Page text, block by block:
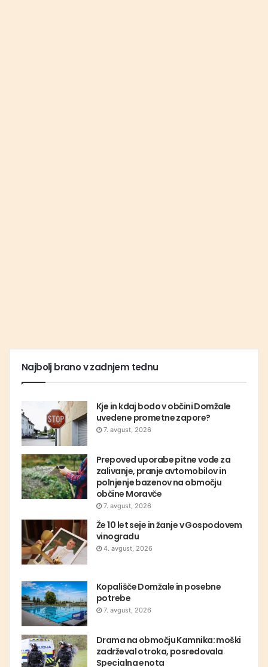
Najbolj brano v zadnjem tednu
Kje in kdaj bodo v občini Domžale
uvedene prometne zapore?
7. avgust, 2026
Prepoved uporabe pitne vode za
zalivanje, pranje avtomobilov in
polnjenje bazenov na območju
občine Moravče
7. avgust, 2026
Že 10 let seje in žanje v Gospodovem
vinogradu
4. avgust, 2026
Kopališče Domžale in posebne
potrebe
7. avgust, 2026
Drama na območju Kamnika: moški
zadrževal otroka, posredovala
Specialna enota